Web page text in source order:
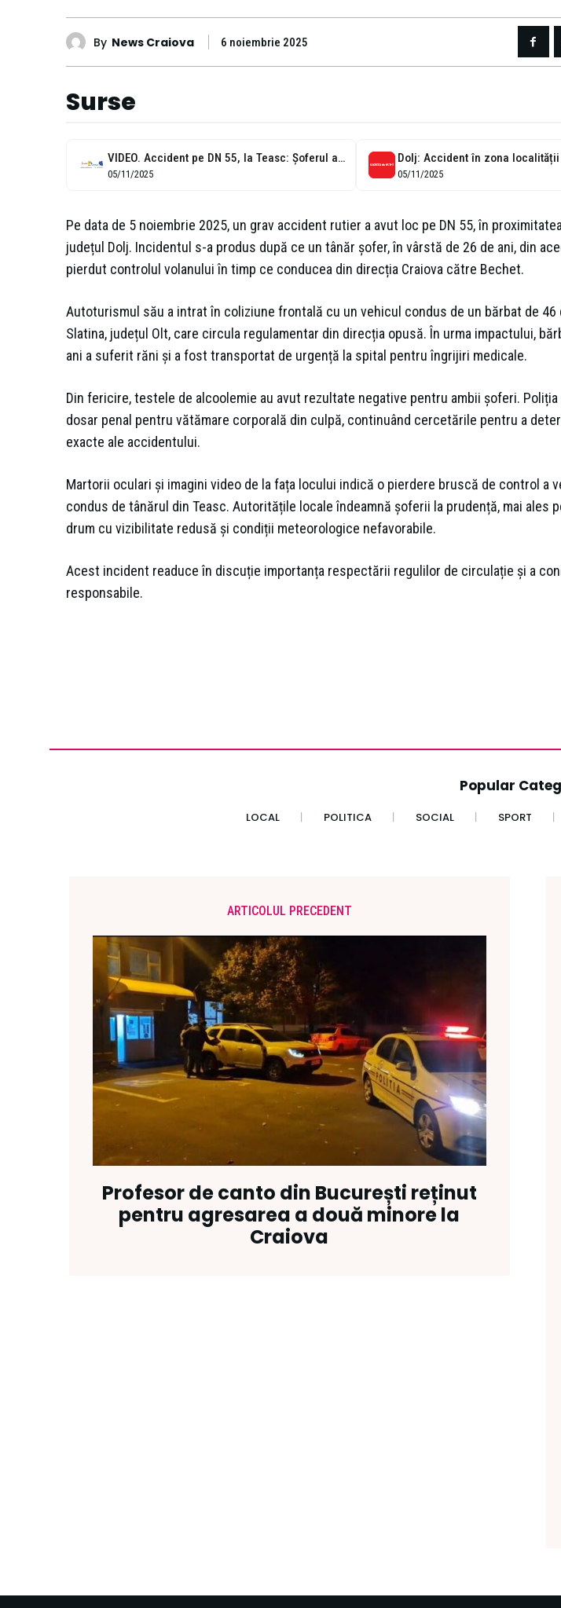
By News Craiova 6 noiembrie 2025
Surse
VIDEO. Accident pe DN 55, la Teasc: Șoferul a pierdut controlul volanului
05/11/2025 05/11/2025
Pe data de 5 noiembrie 2025, un grav accident rutier a avut loc pe DN 55, în
județul Dolj. Incidentul s-a produs după ce un tânăr șofer, în vârstă de 26 de ani, din
pierdut controlul volanului în timp ce conducea din direcția Craiova către Bechet.
Autoturismul său a intrat în coliziune frontală cu un vehicul condus de un bărbat de 46
Slatina, județul Olt, care circula regulamentar din direcția opusă. În urma impactului,
ani a suferit răni și a fost transportat de urgență la spital pentru îngrijiri medicale.
Din fericire, testele de alcoolemie au avut rezultate negative pentru ambii șoferi.
dosar penal pentru vătămare corporală din culpă, continuând cercetările pentru a
exacte ale accidentului.
Martorii oculari și imagini video de la fața locului indică o pierdere bruscă de control a
condus de tânărul din Teasc. Autoritățile locale îndeamnă șoferii la prudență, mai ales
drum cu vizibilitate redusă și condiții meteorologice nefavorabile.
Acest incident readuce în discuție importanța respectării regulilor de circulație și a
responsabile.
Popular
LOCAL POLITICA SOCIAL SPORT
ARTICOLUL PRECEDENT
Profesor de canto din București reținut
pentru agresarea a două minore la
Craiova